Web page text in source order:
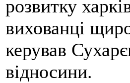
розвитку
вихованці
керував
відносини.